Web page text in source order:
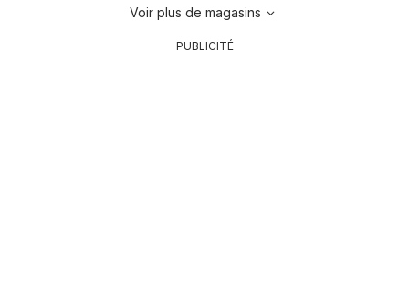
Voir plus de magasins
PUBLICITÉ